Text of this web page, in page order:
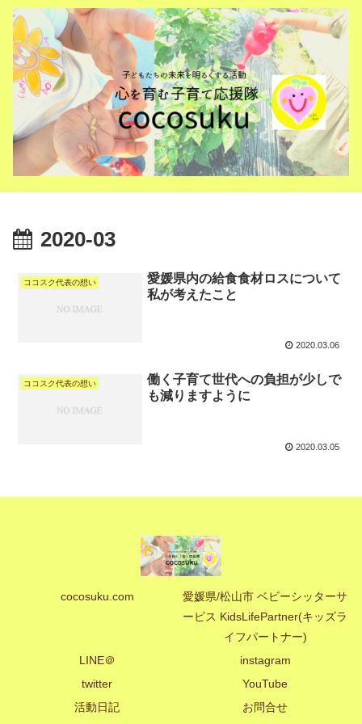
2020-03
ココスク代表の想い
愛媛県内の給食食材ロスについて
私が考えたこと
2020.03.06
ココスク代表の想い
働く子育て世代への負担が少しで
も減りますように
2020.03.05
cocosuku.com
愛媛県/松山市 ベビーシッターサ
ービス KidsLifePartner(キッズラ
イフパートナー)
LINE＠
instagram
twitter
YouTube
活動日記
お問合せ